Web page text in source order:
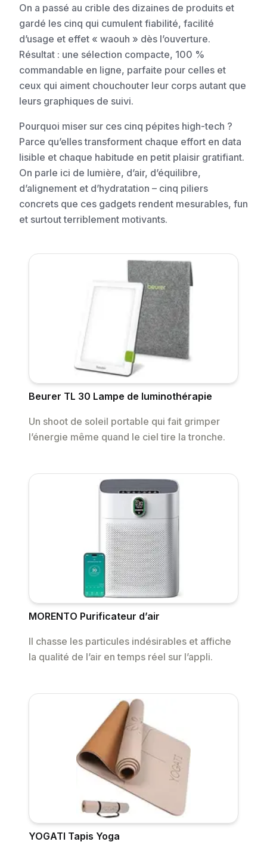
On a passé au crible des dizaines de produits et
gardé les cinq qui cumulent fiabilité, facilité
d’usage et effet « waouh » dès l’ouverture.
Résultat : une sélection compacte, 100 %
commandable en ligne, parfaite pour celles et
ceux qui aiment chouchouter leur corps autant que
leurs graphiques de suivi.
Pourquoi miser sur ces cinq pépites high-tech ?
Parce qu’elles transforment chaque effort en data
lisible et chaque habitude en petit plaisir gratifiant.
On parle ici de lumière, d’air, d’équilibre,
d’alignement et d’hydratation – cinq piliers
concrets que ces gadgets rendent mesurables, fun
et surtout terriblement motivants.
Beurer TL 30 Lampe de luminothérapie
Un shoot de soleil portable qui fait grimper
l’énergie même quand le ciel tire la tronche.
MORENTO Purificateur d’air
Il chasse les particules indésirables et affiche
la qualité de l’air en temps réel sur l’appli.
YOGATI Tapis Yoga